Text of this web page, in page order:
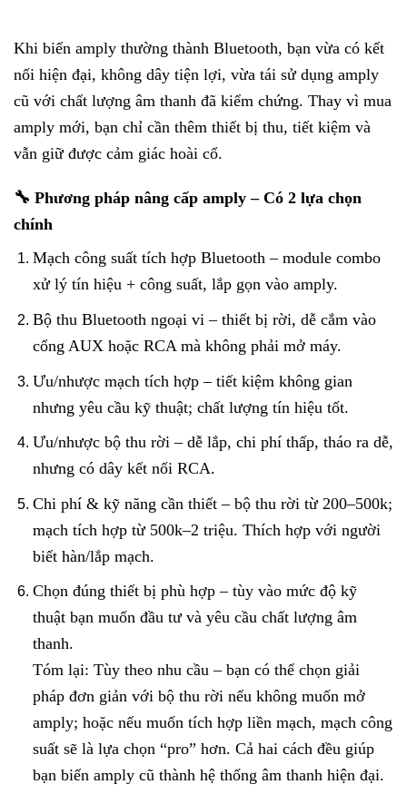
Khi biến amply thường thành Bluetooth, bạn vừa có kết
nối hiện đại, không dây tiện lợi, vừa tái sử dụng amply
cũ với chất lượng âm thanh đã kiểm chứng. Thay vì mua
amply mới, bạn chỉ cần thêm thiết bị thu, tiết kiệm và
vẫn giữ được cảm giác hoài cổ.
🔧 Phương pháp nâng cấp amply – Có 2 lựa chọn
chính
Mạch công suất tích hợp Bluetooth – module combo
xử lý tín hiệu + công suất, lắp gọn vào amply.
Bộ thu Bluetooth ngoại vi – thiết bị rời, dễ cắm vào
cổng AUX hoặc RCA mà không phải mở máy.
Ưu/nhược mạch tích hợp – tiết kiệm không gian
nhưng yêu cầu kỹ thuật; chất lượng tín hiệu tốt.
Ưu/nhược bộ thu rời – dễ lắp, chi phí thấp, tháo ra dễ,
nhưng có dây kết nối RCA.
Chi phí & kỹ năng cần thiết – bộ thu rời từ 200–500k;
mạch tích hợp từ 500k–2 triệu. Thích hợp với người
biết hàn/lắp mạch.
Chọn đúng thiết bị phù hợp – tùy vào mức độ kỹ
thuật bạn muốn đầu tư và yêu cầu chất lượng âm
thanh.
Tóm lại: Tùy theo nhu cầu – bạn có thể chọn giải
pháp đơn giản với bộ thu rời nếu không muốn mở
amply; hoặc nếu muốn tích hợp liền mạch, mạch công
suất sẽ là lựa chọn “pro” hơn. Cả hai cách đều giúp
bạn biến amply cũ thành hệ thống âm thanh hiện đại.